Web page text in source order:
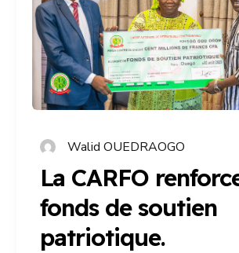
Walid OUEDRAOGO
La CARFO
fonds de soutien
patriotique.